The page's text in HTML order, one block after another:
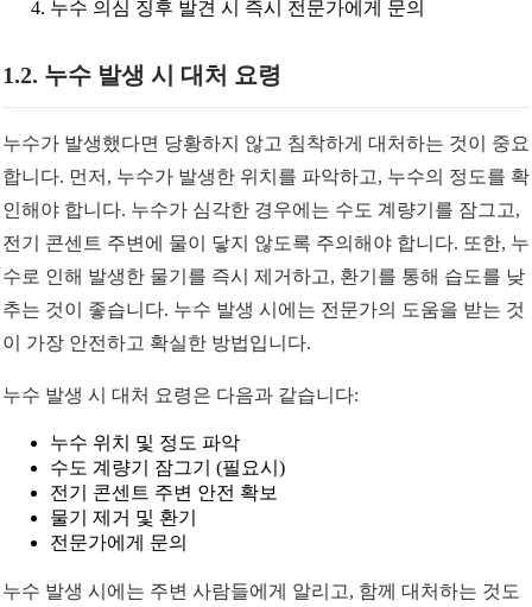
누수 의심 징후 발견 시 즉시 전문가에게 문의
1.2. 누수 발생 시 대처 요령
누수가 발생했다면 당황하지 않고 침착하게 대처하는 것이 중요
합니다. 먼저, 누수가 발생한 위치를 파악하고, 누수의 정도를 확
인해야 합니다. 누수가 심각한 경우에는 수도 계량기를 잠그고,
전기 콘센트 주변에 물이 닿지 않도록 주의해야 합니다. 또한, 누
수로 인해 발생한 물기를 즉시 제거하고, 환기를 통해 습도를 낮
추는 것이 좋습니다. 누수 발생 시에는 전문가의 도움을 받는 것
이 가장 안전하고 확실한 방법입니다.
누수 발생 시 대처 요령은 다음과 같습니다:
누수 위치 및 정도 파악
수도 계량기 잠그기 (필요시)
전기 콘센트 주변 안전 확보
물기 제거 및 환기
전문가에게 문의
누수 발생 시에는 주변 사람들에게 알리고, 함께 대처하는 것도